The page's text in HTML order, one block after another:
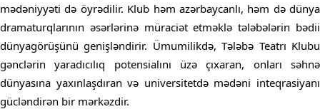
mədəniyyəti də öyrədilir. Klub həm azərbaycanlı, həm də dünya
dramaturqlarının əsərlərinə müraciət etməklə tələbələrin bədii
dünyagörüşünü genişləndirir. Ümumilikdə, Tələbə Teatrı Klubu
gənclərin yaradıcılıq potensialını üzə çıxaran, onları səhnə
dünyasına yaxınlaşdıran və universitetdə mədəni inteqrasiyanı
gücləndirən bir mərkəzdir.